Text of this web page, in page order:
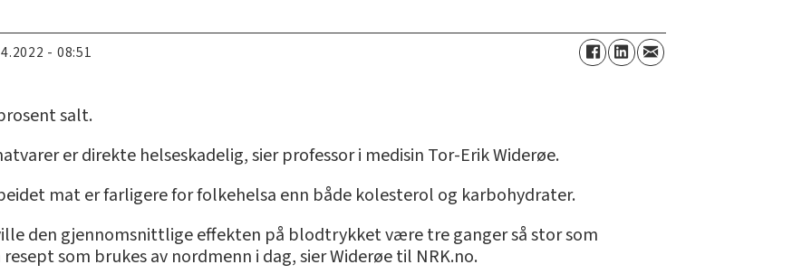
- 08:51
salt.
er direkte helseskadelig, sier professor i medisin Tor-Erik Widerøe.
mat er farligere for folkehelsa enn både kolesterol og karbohydrater.
den gjennomsnittlige effekten på blodtrykket være tre ganger så stor som
som brukes av nordmenn i dag, sier Widerøe til NRK.no.